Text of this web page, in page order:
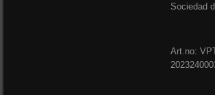
Sociedad
Art.no: